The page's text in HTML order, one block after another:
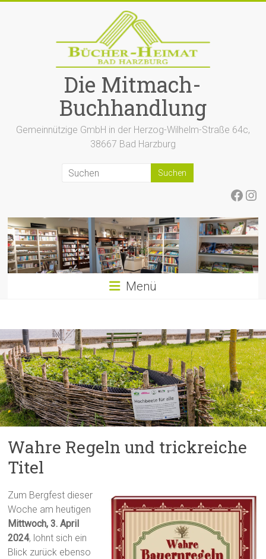
Die Mitmach-
Buchhandlung
Gemeinnützige GmbH in der Herzog-Wilhelm-Straße 64c,
38667 Bad Harzburg
Menü
Wahre Regeln und trickreiche
Titel
Zum Bergfest dieser
Woche am heutigen
Mittwoch, 3. April
2024, lohnt sich ein
Blick zurück ebenso